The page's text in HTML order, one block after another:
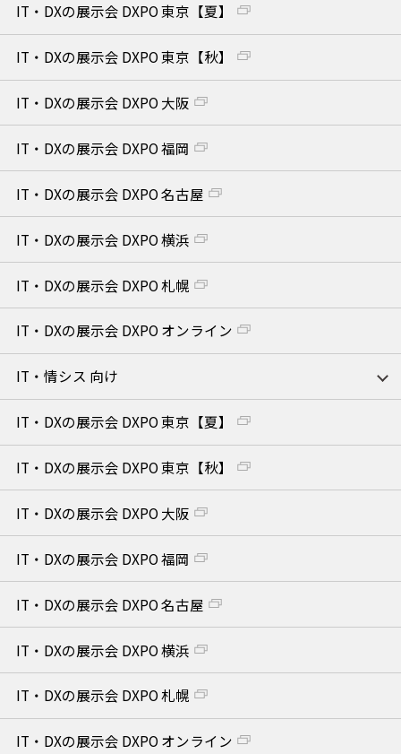
IT・DXの展示会 DXPO 東京【夏】
IT・DXの展示会 DXPO 東京【秋】
IT・DXの展示会 DXPO 大阪
IT・DXの展示会 DXPO 福岡
IT・DXの展示会 DXPO 名古屋
IT・DXの展示会 DXPO 横浜
IT・DXの展示会 DXPO 札幌
IT・DXの展示会 DXPO オンライン
IT・情シス 向け
IT・DXの展示会 DXPO 東京【夏】
IT・DXの展示会 DXPO 東京【秋】
IT・DXの展示会 DXPO 大阪
IT・DXの展示会 DXPO 福岡
IT・DXの展示会 DXPO 名古屋
IT・DXの展示会 DXPO 横浜
IT・DXの展示会 DXPO 札幌
IT・DXの展示会 DXPO オンライン